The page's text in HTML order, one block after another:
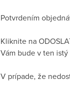
Potvrdením
Kliknite na
Vám bude v ten
V prípade, že